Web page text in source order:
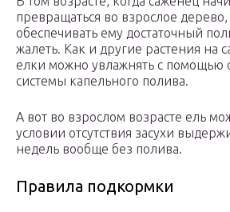
превращаться во взрослое
обеспечивать ему достаточный
жалеть. Как и другие растения на
елки можно увлажнять с помощью
системы капельного полива.
А вот во взрослом возрасте ель
условии отсутствия засухи
недель вообще без полива.
Правила подкормки